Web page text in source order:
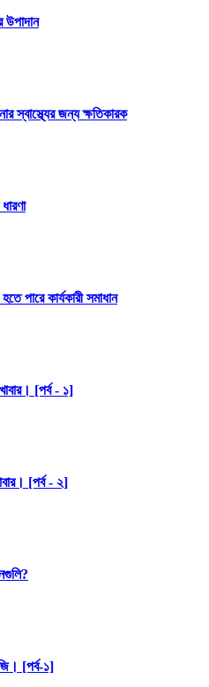
উপাদান
স্বাস্থ্যের জন্য ক্ষতিকারক
পারে কার্যকারী সমাধান
[পর্ব - ১]
[পর্ব - ২]
[পর্ব-১]